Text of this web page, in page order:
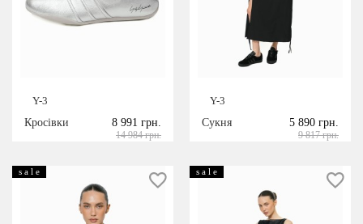
Y-3
Кросівки
8 991 грн.
14 984 грн.
Y-3
Сукня
5 890 грн.
9 817 грн.
s a l e s a l e